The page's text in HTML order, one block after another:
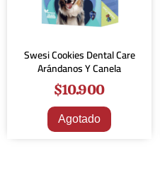
Swesi Cookies Dental Care
Arándanos Y Canela
$10.900
Agotado